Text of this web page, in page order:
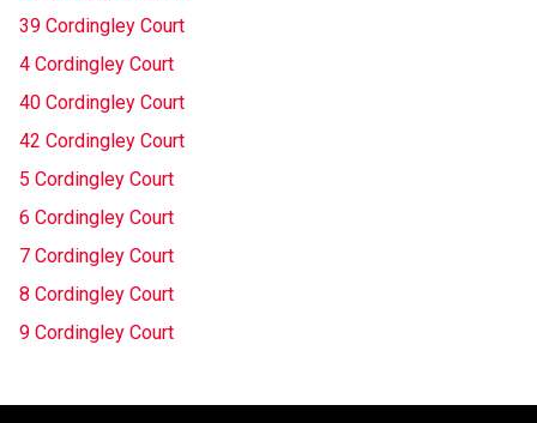
39 Cordingley Court
4 Cordingley Court
40 Cordingley Court
42 Cordingley Court
5 Cordingley Court
6 Cordingley Court
7 Cordingley Court
8 Cordingley Court
9 Cordingley Court